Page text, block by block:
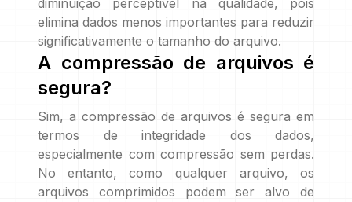
diminuição perceptível na qualidade, pois
elimina dados menos importantes para reduzir
significativamente o tamanho do arquivo.
A compressão de arquivos é
segura?
Sim, a compressão de arquivos é segura em
termos de integridade dos dados,
especialmente com compressão sem perdas.
No entanto, como qualquer arquivo, os
arquivos comprimidos podem ser alvo de